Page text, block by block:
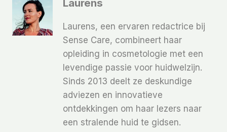
Laurens
Laurens, een ervaren redactrice bij
Sense Care, combineert haar
opleiding in cosmetologie met een
levendige passie voor huidwelzijn.
Sinds 2013 deelt ze deskundige
adviezen en innovatieve
ontdekkingen om haar lezers naar
een stralende huid te gidsen.